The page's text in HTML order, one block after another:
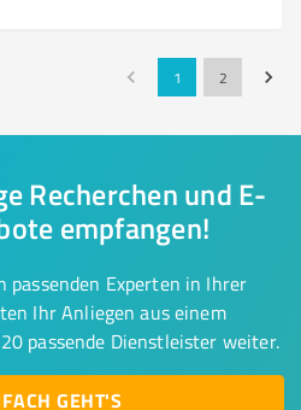
1 2
Recherchen und E-
empfangen!
passenden Experten in Ihrer
Ihr Anliegen aus einem
passende Dienstleister weiter.
GEHT'S